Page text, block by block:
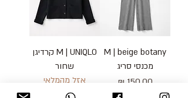
M | beige botany
מכנסי סריג
מחיר
M | UNIQLO קרדיגן
שחור
אזל מהמלאי